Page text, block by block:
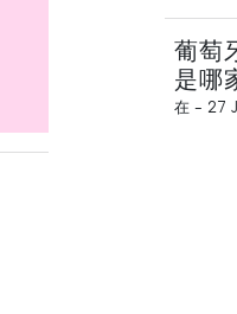
葡萄
是哪
在 - 27